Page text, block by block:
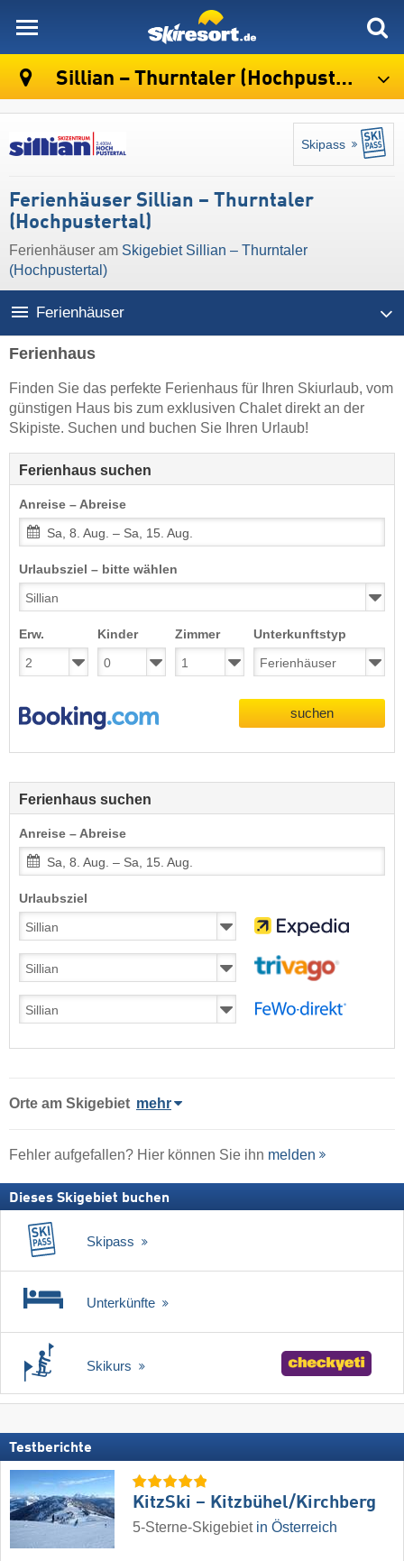
Sillian – Thurntaler (Hochpustertal)
Skipass
Ferienhäuser Sillian – Thurntaler
(Hochpustertal)
Ferienhäuser am Skigebiet Sillian – Thurntaler
(Hochpustertal)
Ferienhäuser
Ferienhaus
Finden Sie das perfekte Ferienhaus für Ihren Skiurlaub, vom
günstigen Haus bis zum exklusiven Chalet direkt an der
Skipiste. Suchen und buchen Sie Ihren Urlaub!
Ferienhaus suchen
Anreise – Abreise
Sa, 8. Aug. – Sa, 15. Aug.
Urlaubsziel – bitte wählen
Erw. Kinder Zimmer Unterkunftstyp
suchen
Ferienhaus suchen
Anreise – Abreise
Sa, 8. Aug. – Sa, 15. Aug.
Urlaubsziel
Orte am Skigebiet mehr
Fehler aufgefallen? Hier können Sie ihn melden
Dieses Skigebiet buchen
Skipass
Unterkünfte
Skikurs
Testberichte
KitzSki – Kitzbühel/​Kirchberg
5-Sterne-Skigebiet in Österreich